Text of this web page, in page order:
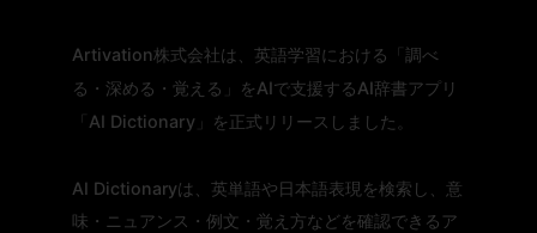
Artivation株式会社は、英語学習における「調べ
る・深める・覚える」をAIで支援するAI辞書アプリ
「AI Dictionary」を正式リリースしました。
AI Dictionaryは、英単語や日本語表現を検索し、意
味・ニュアンス・例文・覚え方などを確認できるア